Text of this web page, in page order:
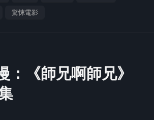
驚悚電影
：《師兄啊師兄》